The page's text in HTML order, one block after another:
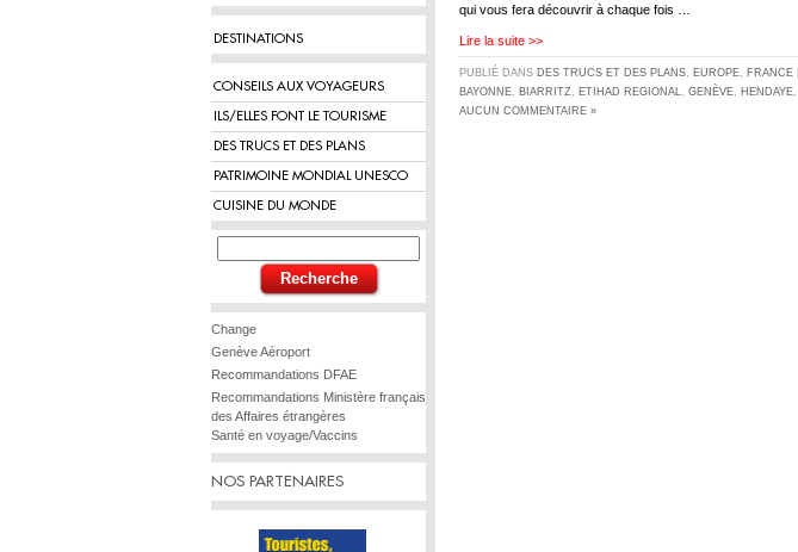
DESTINATIONS
CONSEILS AUX VOYAGEURS
ILS/ELLES FONT LE TOURISME
DES TRUCS ET DES PLANS
PATRIMOINE MONDIAL UNESCO
CUISINE DU MONDE
Change
Genève Aéroport
Recommandations DFAE
Recommandations Ministère français
des Affaires étrangères
Santé en voyage/Vaccins
NOS PARTENAIRES
qui vous fera découvrir à chaque fois …
Lire la suite >>
PUBLIÉ DANS DES TRUCS ET DES PLANS, EUROPE, FRANCE
BAYONNE, BIARRITZ, ETIHAD REGIONAL, GENÈVE, HENDAYE,
AUCUN COMMENTAIRE »